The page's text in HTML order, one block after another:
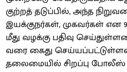
குற்றத் தடுப்பில், அந்த
இயக்குநர்கள், முகவர்கள் என
மீது வழக்கு பதிவு
வரை கைது
தலைமையில் சிறப்பு போலீஸ்